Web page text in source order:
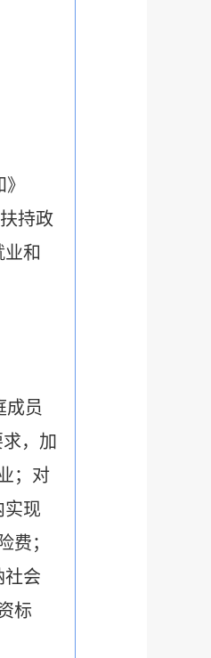
持政
和
成员
，加
；对
实现
费；
社会
标